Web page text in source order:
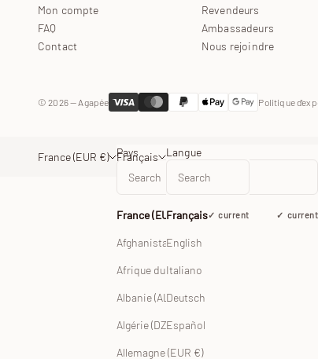
Mon compte
FAQ
Contact
Revendeurs
Ambassadeurs
Nous rejoindre
© 2026 — Agapée Politique
France (EUR €) Pays
France (EUR €) current
Afghanistan (EUR €)
Afrique du Sud (EUR €)
Albanie (ALL L)
Algérie (DZD د.ج)
Allemagne (EUR €)
Français Langue
Français current
English
Italiano
Deutsch
Español